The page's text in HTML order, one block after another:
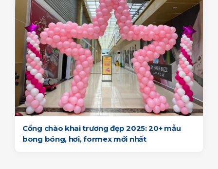
Cổng chào khai trương đẹp 2025: 20+ mẫu
bong bóng, hơi, formex mới nhất